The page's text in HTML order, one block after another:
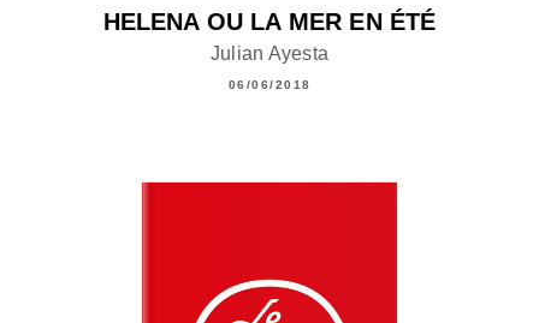
HELENA OU LA MER EN ÉTÉ
Julian Ayesta
06/06/2018